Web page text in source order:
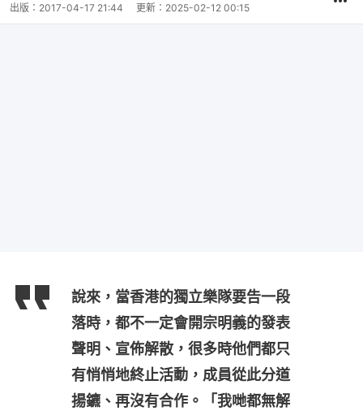
出版： 2017-04-17 21:44 更新： 2025-02-12 00:15
說來，當香港的獨立樂隊要告一段
落時，都不一定會開宗明義的發表
聲明、宣佈解散，很多時他們都只
有悄悄地終止活動，成員從此分道
揚鑣、再沒有合作。「我哋都無解